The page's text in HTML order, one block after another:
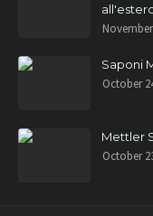
Saponi
October
Mettler
October